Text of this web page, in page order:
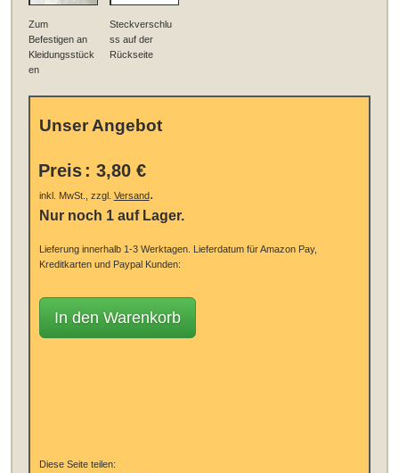
Zum
Befestigen an
Kleidungsstück
en
Steckverschlu
ss auf der
Rückseite
Unser Angebot
Preis : 3,80 €
inkl. MwSt., zzgl. Versand.
Nur noch 1 auf Lager.
Lieferung innerhalb 1-3 Werktagen. Lieferdatum für Amazon Pay,
Kreditkarten und Paypal Kunden:
In den Warenkorb
Diese Seite teilen: